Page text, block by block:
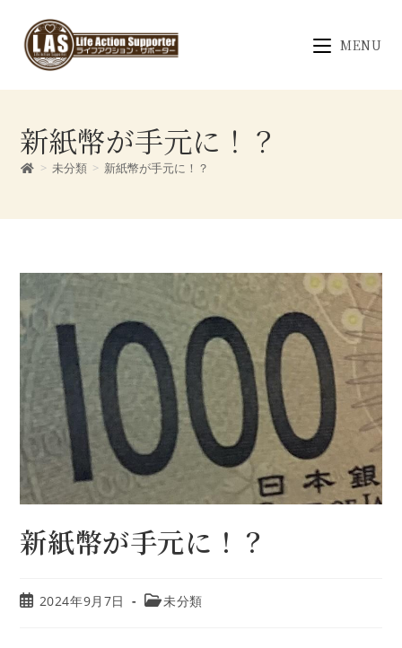
MENU
新紙幣が手元に！？
> 未分類 > 新紙幣が手元に！？
新紙幣が手元に！？
2024年9月7日 未分類